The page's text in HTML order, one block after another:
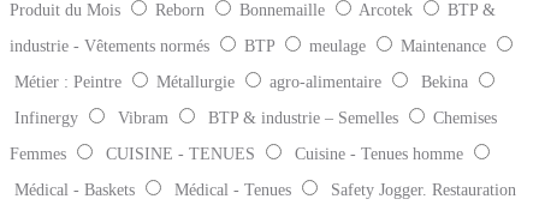
Produit du Mois
Reborn Bonnemaille Arcotek
BTP &
industrie - Vêtements normés
BTP meulage
Maintenance
Métier : Peintre
Métallurgie agro-alimentaire
Bekina
Infinergy
Vibram BTP & industrie – Semelles
Chemises
Femmes
CUISINE - TENUES
Cuisine - Tenues homme
Médical - Baskets
Médical - Tenues
Safety Jogger. Restauration